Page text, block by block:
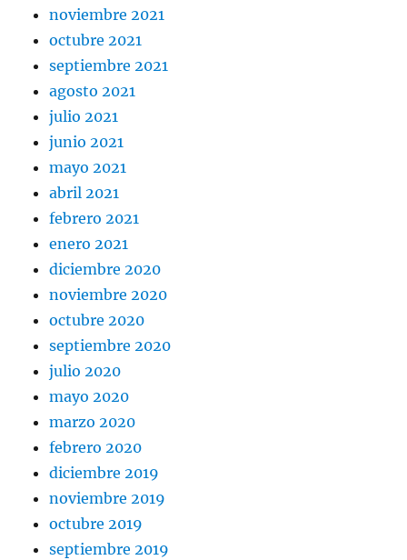
noviembre 2021
octubre 2021
septiembre 2021
agosto 2021
julio 2021
junio 2021
mayo 2021
abril 2021
febrero 2021
enero 2021
diciembre 2020
noviembre 2020
octubre 2020
septiembre 2020
julio 2020
mayo 2020
marzo 2020
febrero 2020
diciembre 2019
noviembre 2019
octubre 2019
septiembre 2019